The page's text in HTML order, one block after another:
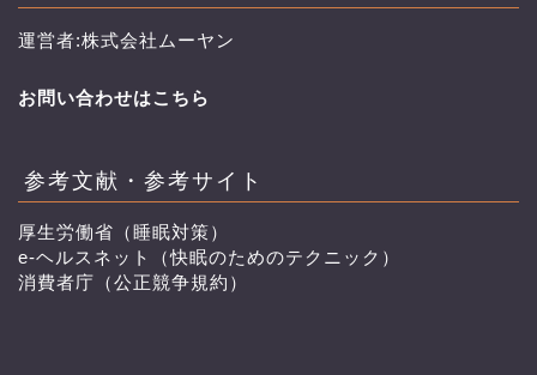
運営者:株式会社ムーヤン
お問い合わせはこちら
参考文献・参考サイト
厚生労働省（睡眠対策）
e-ヘルスネット（快眠のためのテクニック）
消費者庁（公正競争規約）